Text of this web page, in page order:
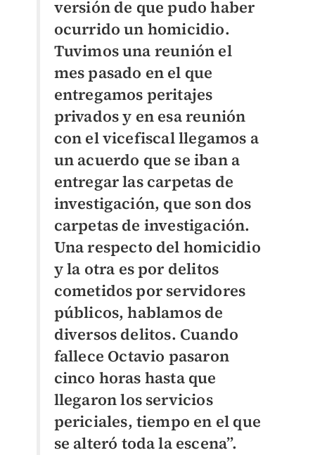
versión de que pudo haber
ocurrido un homicidio.
Tuvimos una reunión el
mes pasado en el que
entregamos peritajes
privados y en esa reunión
con el vicefiscal llegamos a
un acuerdo que se iban a
entregar las carpetas de
investigación, que son dos
carpetas de investigación.
Una respecto del homicidio
y la otra es por delitos
cometidos por servidores
públicos, hablamos de
diversos delitos. Cuando
fallece Octavio pasaron
cinco horas hasta que
llegaron los servicios
periciales, tiempo en el que
se alteró toda la escena”.